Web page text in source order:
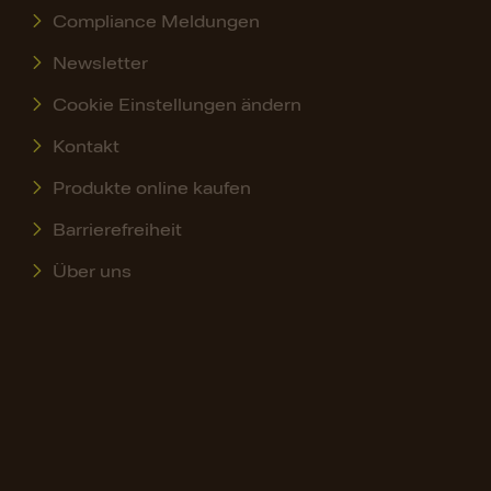
Compliance Meldungen
Newsletter
Cookie Einstellungen ändern
Kontakt
Produkte online kaufen
Barrierefreiheit
Über uns